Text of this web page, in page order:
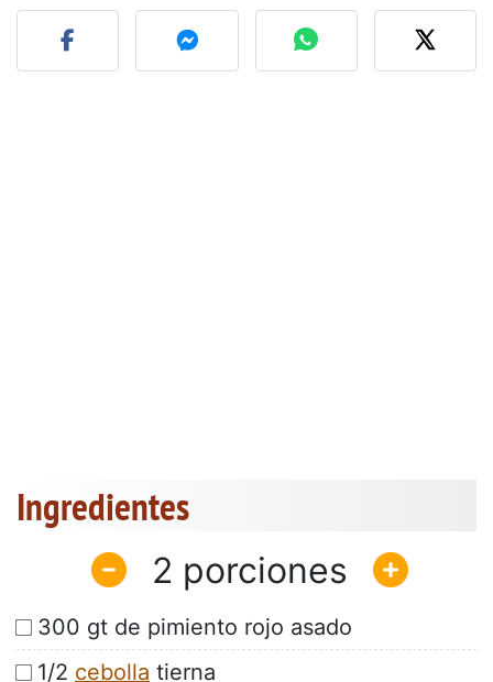
Ingredientes
2
300 gt de pimiento rojo asado
1/2 cebolla tierna